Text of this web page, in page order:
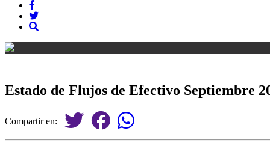
Estado de Flujos de Efectivo Septiembre
Compartir en: